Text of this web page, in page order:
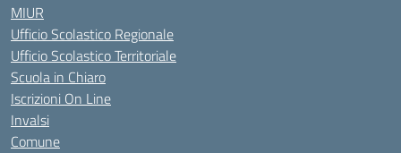
MIUR
Ufficio Scolastico Regionale
Ufficio Scolastico Territoriale
Scuola in Chiaro
Iscrizioni On Line
Invalsi
Comune